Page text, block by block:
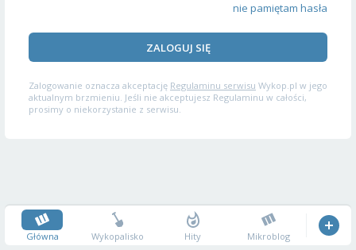
nie pamiętam hasła
ZALOGUJ SIĘ
Zalogowanie oznacza akceptację Regulaminu serwisu Wykop.pl w jego
aktualnym brzmieniu. Jeśli nie akceptujesz Regulaminu w całości,
prosimy o niekorzystanie z serwisu.
Główna Wykopalisko Hity Mikroblog